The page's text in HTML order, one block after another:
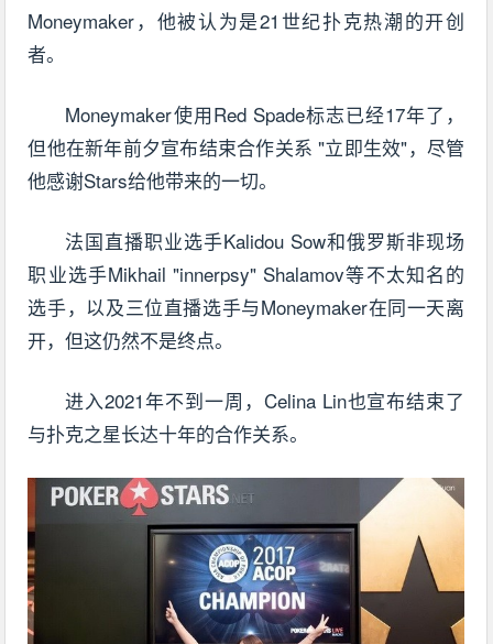
Moneymaker，他被认为是21世纪扑克热潮的开创
者。
Moneymaker使用Red Spade标志已经17年了，
但他在新年前夕宣布结束合作关系 "立即生效"，尽管
他感谢Stars给他带来的一切。
法国直播职业选手Kalidou Sow和俄罗斯非现场
职业选手Mikhail "innerpsy" Shalamov等不太知名的
选手，以及三位直播选手与Moneymaker在同一天离
开，但这仍然不是终点。
进入2021年不到一周，Celina Lin也宣布结束了
与扑克之星长达十年的合作关系。